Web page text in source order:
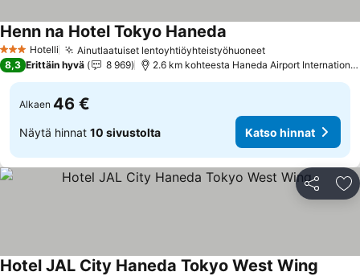
3 Tähtiluokitus
Hotelli Ainutlaatuiset lentoyhtiöyhteistyöhuoneetKatso hinnat
Henn na Hotel Tokyo Haneda
8,3 Erittäin hyvä 8 969 2.6 km kohteesta Haneda Airport
Alkaen 46 €
Näytä hinnat 10 sivustolta Katso hinnat
Jaa
Hotel JAL City Haneda Tokyo West Wing